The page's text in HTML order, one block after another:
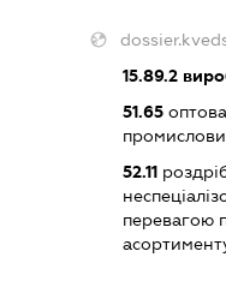
15.89.2
51.65
52.11
перевагою